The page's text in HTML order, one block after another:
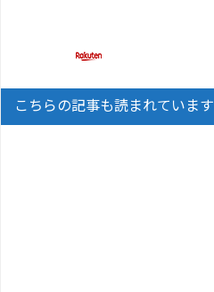
こちらの記事も読まれています